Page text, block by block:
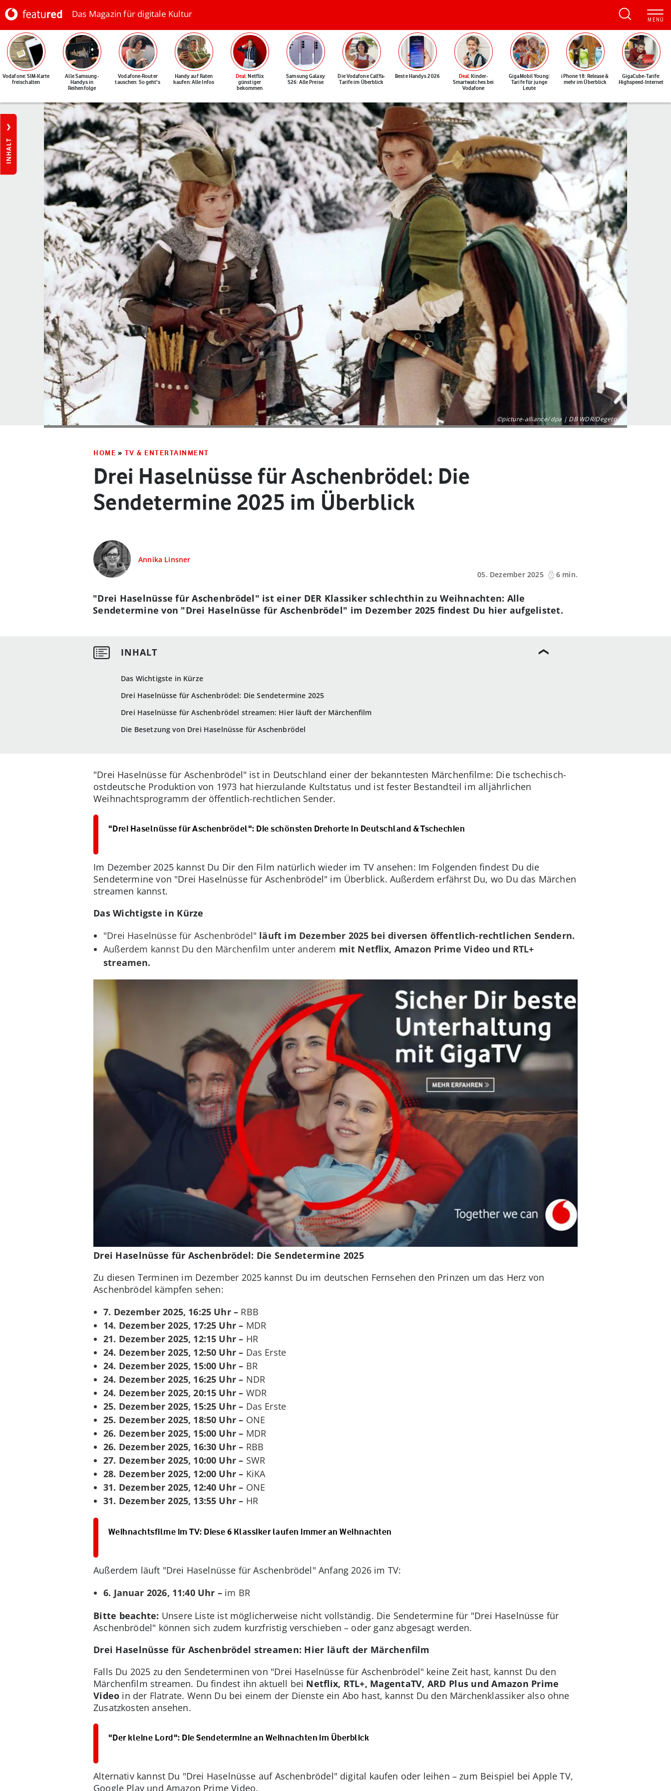
Das Magazin für digitale Kultur
Vodafone: SIM-Karte
freischalten
Alle Samsung-
Handys in
Reihenfolge
Vodafone-Router
tauschen: So geht's
Handy auf Raten
kaufen: Alle Infos
Deal: Netflix
günstiger
bekommen
Samsung Galaxy
S26: Alle Preise
Die Vodafone CallYa-
Tarife im Überblick
Beste Handys 2026 Deal: Kinder-
Smartwatches bei
Vodafone
GigaMobil Young:
Tarife für junge
Leute
iPhone 18: Release &
mehr im Überblick
GigaCube-Tarife:
Highspeed-Internet
INHALT
©picture-alliance/ dpa | DB WDR/Degeto
HOME » TV & ENTERTAINMENT
Drei Haselnüsse für Aschenbrödel: Die
Sendetermine 2025 im Überblick
Annika Linsner
05. Dezember 2025
6 min.
Das Wichtigste in Kürze
Drei Haselnüsse für Aschenbrödel: Die Sendetermine 2025
Drei Haselnüsse für Aschenbrödel streamen: Hier läuft der Märchenfilm
Die Besetzung von Drei Haselnüsse für Aschenbrödel
"Drei Haselnüsse für Aschenbrödel" ist einer DER Klassiker schlechthin zu Weihnachten: Alle
Sendetermine von "Drei Haselnüsse für Aschenbrödel" im Dezember 2025 findest Du hier aufgelistet.
"Drei Haselnüsse für Aschenbrödel" ist in Deutschland einer der bekanntesten Märchenfilme: Die tschechisch-
ostdeutsche Produktion von 1973 hat hierzulande Kultstatus und ist fester Bestandteil im alljährlichen
Weihnachtsprogramm der öffentlich-rechtlichen Sender.
"Drei Haselnüsse für Aschenbrödel": Die schönsten Drehorte in Deutschland & Tschechien
Im Dezember 2025 kannst Du Dir den Film natürlich wieder im TV ansehen: Im Folgenden findest Du die
Sendetermine von "Drei Haselnüsse für Aschenbrödel" im Überblick. Außerdem erfährst Du, wo Du das Märchen
streamen kannst.
Das Wichtigste in Kürze
"Drei Haselnüsse für Aschenbrödel" läuft im Dezember 2025 bei diversen öffentlich-rechtlichen Sendern.
Außerdem kannst Du den Märchenfilm unter anderem mit Netflix, Amazon Prime Video und RTL+
streamen.
Drei Haselnüsse für Aschenbrödel: Die Sendetermine 2025
Zu diesen Terminen im Dezember 2025 kannst Du im deutschen Fernsehen den Prinzen um das Herz von
Aschenbrödel kämpfen sehen:
7. Dezember 2025, 16:25 Uhr – RBB
14. Dezember 2025, 17:25 Uhr – MDR
21. Dezember 2025, 12:15 Uhr – HR
24. Dezember 2025, 12:50 Uhr – Das Erste
24. Dezember 2025, 15:00 Uhr – BR
24. Dezember 2025, 16:25 Uhr – NDR
24. Dezember 2025, 20:15 Uhr – WDR
25. Dezember 2025, 15:25 Uhr – Das Erste
25. Dezember 2025, 18:50 Uhr – ONE
26. Dezember 2025, 15:00 Uhr – MDR
26. Dezember 2025, 16:30 Uhr – RBB
27. Dezember 2025, 10:00 Uhr – SWR
28. Dezember 2025, 12:00 Uhr – KiKA
31. Dezember 2025, 12:40 Uhr – ONE
31. Dezember 2025, 13:55 Uhr – HR
Weihnachtsfilme im TV: Diese 6 Klassiker laufen immer an Weihnachten
Außerdem läuft "Drei Haselnüsse für Aschenbrödel" Anfang 2026 im TV:
6. Januar 2026, 11:40 Uhr –im BR
Bitte beachte: Unsere Liste ist möglicherweise nicht vollständig. Die Sendetermine für "Drei Haselnüsse für
Aschenbrödel" können sich zudem kurzfristig verschieben – oder ganz abgesagt werden.
Drei Haselnüsse für Aschenbrödel streamen: Hier läuft der Märchenfilm
Falls Du 2025 zu den Sendeterminen von "Drei Haselnüsse für Aschenbrödel" keine Zeit hast, kannst Du den
Märchenfilm streamen. Du findest ihn aktuell bei Netflix, RTL+, MagentaTV, ARD Plus und Amazon Prime
Video in der Flatrate. Wenn Du bei einem der Dienste ein Abo hast, kannst Du den Märchenklassiker also ohne
Zusatzkosten ansehen.
"Der kleine Lord": Die Sendetermine an Weihnachten im Überblick
Alternativ kannst Du "Drei Haselnüsse auf Aschenbrödel" digital kaufen oder leihen – zum Beispiel bei Apple TV,
Google Play und Amazon Prime Video.